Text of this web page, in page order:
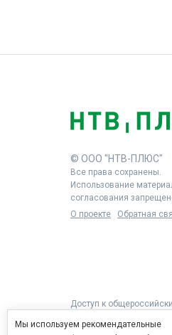
© ООО "НТВ-ПЛЮС"
Все права сохранены.
Использование
согласования
О проекте
Обратная
Доступ к
Мы используем рекомендательные